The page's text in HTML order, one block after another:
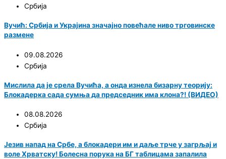
Србија
Вучић: Србија и Украјина значајно повећале ниво трговинске
размене
09.08.2026
Србија
Мислила да је срела Вучића, а онда изнела бизарну теорију:
Блокадерка сада сумња да председник има клона?! (ВИДЕО)
08.08.2026
Србија
Језив напад на Србе, а блокадери им и даље трче у загрљај и
воле Хрватску! Болесна порука на БГ таблицама запалила